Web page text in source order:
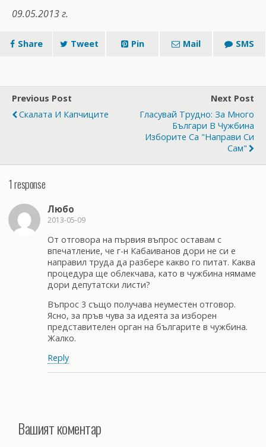
09.05.2013 г.
Share Tweet Pin Mail SMS
Previous Post
Скалата И Капчиците
Next Post
Гласувай Трудно: За Много
Българи В Чужбина
Изборите Са "Направи Си
Сам"
1 response
Любо
2013-05-09
От отговора на първия въпрос оставам с
впечатление, че г-н Кабаиванов дори не си е
направил труда да разбере какво го питат. Каква
процедура ще облекчава, като в чужбина нямаме
дори депутатски листи?
Въпрос 3 също получава неуместен отговор.
Ясно, за пръв чува за идеята за изборен
представителен орган на българите в чужбина.
Жалко.
Reply
Вашият коментар